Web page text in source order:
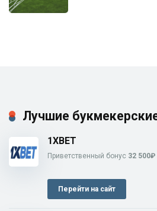
Лучшие
1XBET
Приветственный бонус 32 500₽
Перейти на сайт